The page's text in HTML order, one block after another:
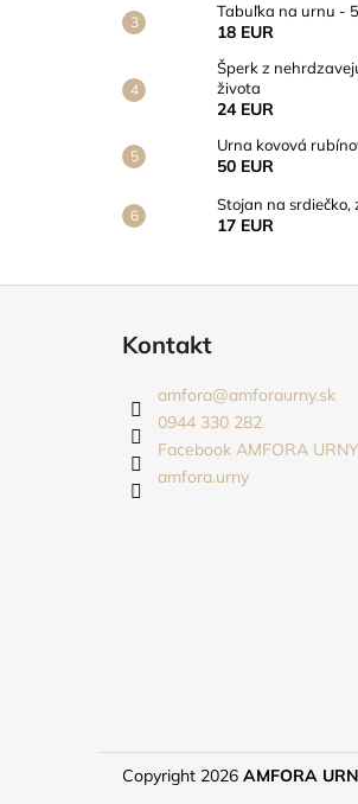
Tabuľka na urnu -
18 EUR
Šperk z
života
24 EUR
Urna kovová
50 EUR
Stojan na
17 EUR
Kontakt
amfora@amforaurny.sk
0944 330 282
Facebook AMFORA URNY
amfora.urny
Copyright 2026 AMFORA